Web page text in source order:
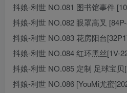
抖娘-利世 NO.081 图书馆事件
抖娘-利世 NO.082 眼罩高叉
抖娘-利世 NO.083 花房阳台
抖娘-利世 NO.084 红环黑丝[1V-
抖娘-利世 NO.085 定制 足球宝贝
抖娘-利世 NO.086 [YouMi尤蜜